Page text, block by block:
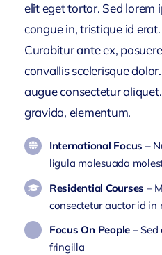
elit eget tortor. Sed lorem
congue in, tristique id
Curabitur ante ex,
convallis scelerisque
augue consectetur
gravida, elementum.
International Focus –
ligula malesuada
Residential Courses –
consectetur auctor id in
Focus On People –
fringilla